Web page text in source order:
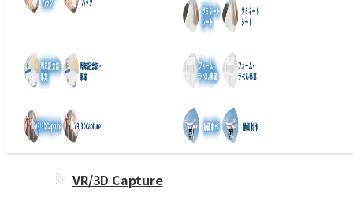
ラミネートシート
周年記念誌・事業
フォーム・ラベル事業
VR/3D Capture